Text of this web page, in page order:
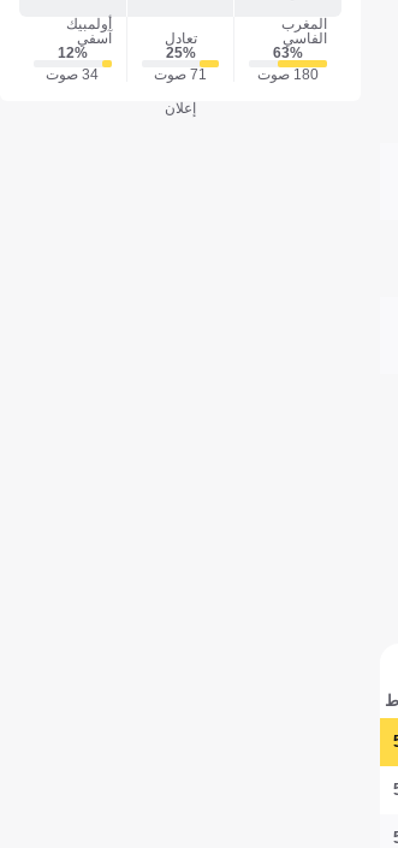
المغرب
الفاسي
63‎%‎
180 صوت
تعادل
25‎%‎
71 صوت
أولمبيك
آسفي
12‎%‎
34 صوت
إعلان